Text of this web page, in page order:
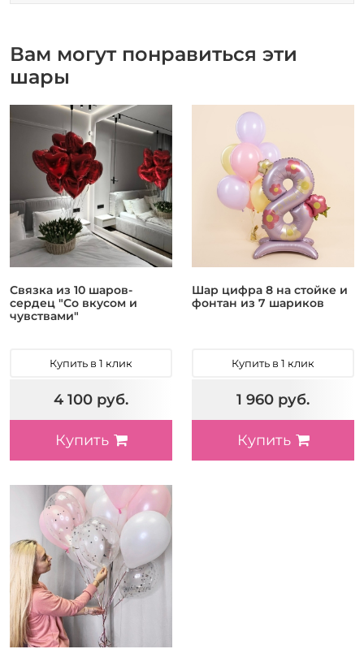
Вам могут понравиться эти
шары
Связка из 10 шаров-
сердец "Со вкусом и
чувствами"
Купить в 1 клик
4 100 руб.
Купить
Шар цифра 8 на стойке и
фонтан из 7 шариков
Купить в 1 клик
1 960 руб.
Купить